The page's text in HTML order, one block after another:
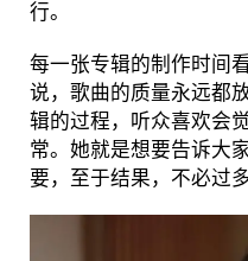
行。
每一张专辑的制作时间
说，歌曲的质量永远都
辑的过程，听众喜欢会
常。她就是想要告诉大
要，至于结果，不必过多